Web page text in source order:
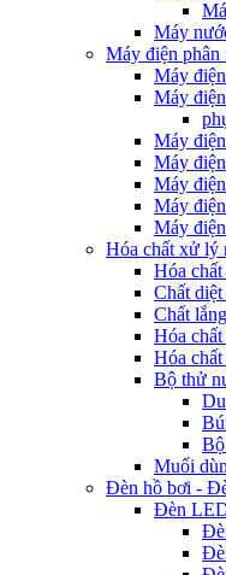
Máy
Máy điện phân
Máy
Máy
Máy
Máy
Máy
Máy
Máy
Hóa chất xử lý
Hóa
Chất diệt
Chất
Hóa
Hóa
Bộ thử
Muối
Đèn hồ bơi -
Đèn